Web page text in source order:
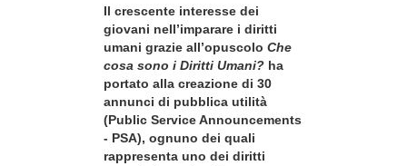
Il crescente interesse dei
giovani nell’imparare i diritti
umani grazie all’opuscolo Che
cosa sono i Diritti Umani? ha
portato alla creazione di 30
annunci di pubblica utilità
(Public Service Announcements
- PSA), ognuno dei quali
rappresenta uno dei diritti